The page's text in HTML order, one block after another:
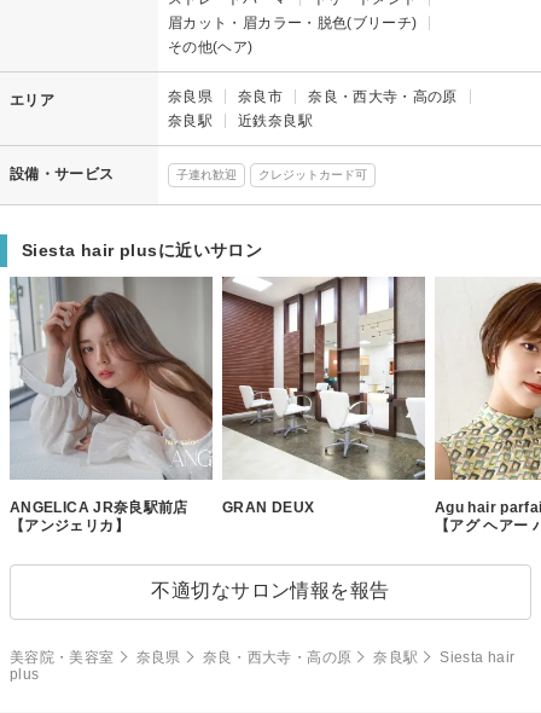
眉カット・眉カラー・脱色(ブリーチ)
その他(ヘア)
エリア 奈良県 奈良市
奈良・西大寺・高の原
奈良駅
近鉄奈良駅
設備・サービス 子連れ歓迎 クレジットカード可
Siesta hair plusに近いサロン
ANGELICA JR奈良駅前店
【アンジェリカ】
GRAN DEUX
Agu hair
【アグ ヘアー
不適切なサロン情報を報告
美容院・美容室 奈良県 奈良・西大寺・高の原 奈良駅
Siesta hair
plus